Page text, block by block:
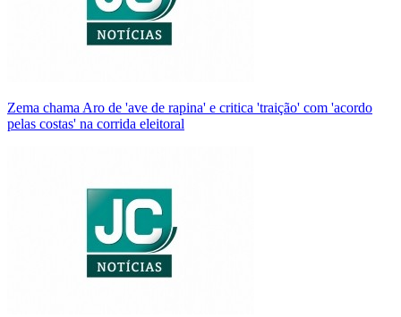
Zema chama Aro de 'ave de rapina' e critica 'traição' com 'acordo
pelas costas' na corrida eleitoral